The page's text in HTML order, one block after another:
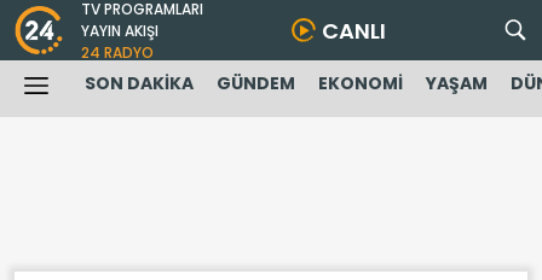
TV PROGRAMLARI
YAYIN AKIŞI
24 RADYO
CANLI
SON DAKİKA GÜNDEM EKONOMİ YAŞAM